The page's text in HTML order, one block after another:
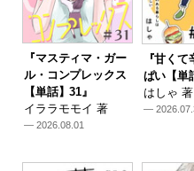
『マスティマ・ガー
ル・コンプレックス
【単話】31』
イララモモイ 著
— 2026.08.01
『甘く
ぱい【単
はしゃ 著
—